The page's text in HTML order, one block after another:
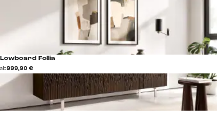
Lowboard Follia
ab999,90 €